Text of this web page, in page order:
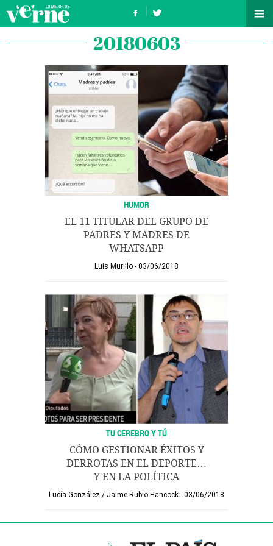
20180603
HUMOR
EL 11 TITULAR DEL GRUPO DE
PADRES Y MADRES DE
WHATSAPP
Luis Murillo 03/06/2018
TU CEREBRO Y TÚ
CÓMO GESTIONAR ÉXITOS Y
DERROTAS EN EL DEPORTE…
Y EN LA POLÍTICA
Lucía González / Jaime Rubio Hancock 03/06/2018